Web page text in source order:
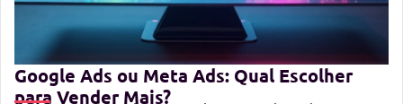
Google Ads ou Meta Ads: Qual Escolher
para Vender Mais?